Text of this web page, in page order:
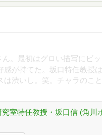
。最初はグロい描写にビッ
が持てた。坂口特任教授
渋いし。笑。チャラのこ
室特任教授・坂口信 (角川